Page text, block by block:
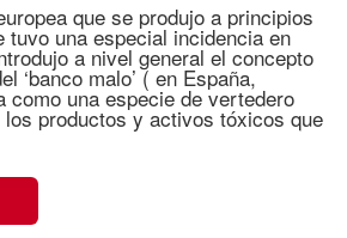
que se produjo a principios
tuvo una especial incidencia en
a nivel general el concepto
‘banco malo’ ( en España,
como una especie de vertedero
productos y activos tóxicos que